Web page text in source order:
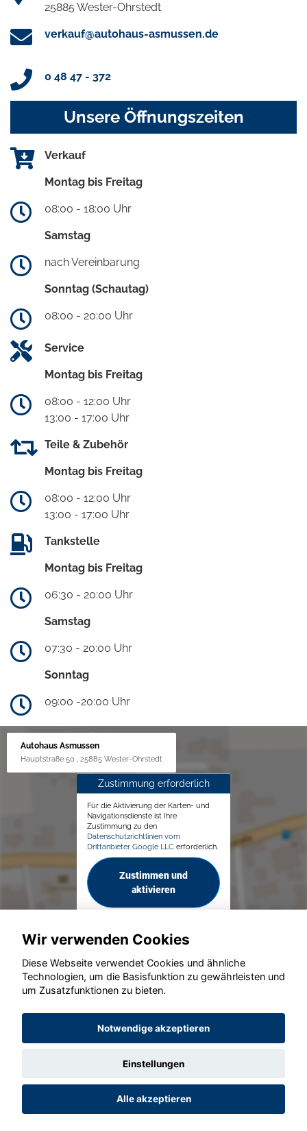
25885 Wester-Ohrstedt
verkauf@autohaus-asmussen.de
0 48 47 - 372
Unsere Öffnungszeiten
Verkauf
Montag bis Freitag
08:00 - 18:00 Uhr
Samstag
nach Vereinbarung
Sonntag (Schautag)
08:00 - 20:00 Uhr
Service
Montag bis Freitag
08:00 - 12:00 Uhr
13:00 - 17:00 Uhr
Teile & Zubehör
Montag bis Freitag
08:00 - 12:00 Uhr
13:00 - 17:00 Uhr
Tankstelle
Montag bis Freitag
06:30 - 20:00 Uhr
Samstag
07:30 - 20:00 Uhr
Sonntag
09:00 -20:00 Uhr
Autohaus Asmussen
Hauptstraße 50 , 25885 Wester-Ohrstedt
Zustimmung erforderlich
Für die Aktivierung der Karten- und
Navigationsdienste ist Ihre
Zustimmung zu den
Datenschutzrichtlinien vom
Drittanbieter Google LLC erforderlich.
Zustimmen und
aktivieren
© konjunkturmotor.de GmbH 2020 - 2026
Wir verwenden Cookies
Diese Webseite verwendet Cookies und ähnliche
Technologien, um die Basisfunktion zu gewährleisten und
um Zusatzfunktionen zu bieten.
Notwendige akzeptieren
Einstellungen
Alle akzeptieren